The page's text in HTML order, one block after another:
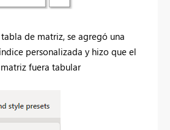
de matriz, se agregó una
personalizada y hizo que el
fuera tabular